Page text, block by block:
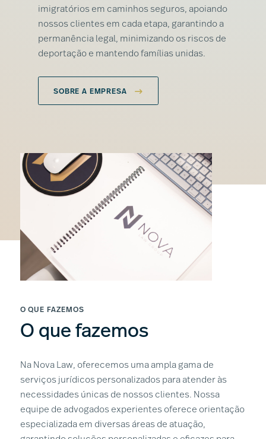
imigratórios em caminhos seguros, apoiando
nossos clientes em cada etapa, garantindo a
permanência legal, minimizando os riscos de
deportação e mantendo famílias unidas.
SOBRE A EMPRESA
O QUE FAZEMOS
O que fazemos
Na Nova Law, oferecemos uma ampla gama de
serviços jurídicos personalizados para atender às
necessidades únicas de nossos clientes. Nossa
equipe de advogados experientes oferece orientação
especializada em diversas áreas de atuação,